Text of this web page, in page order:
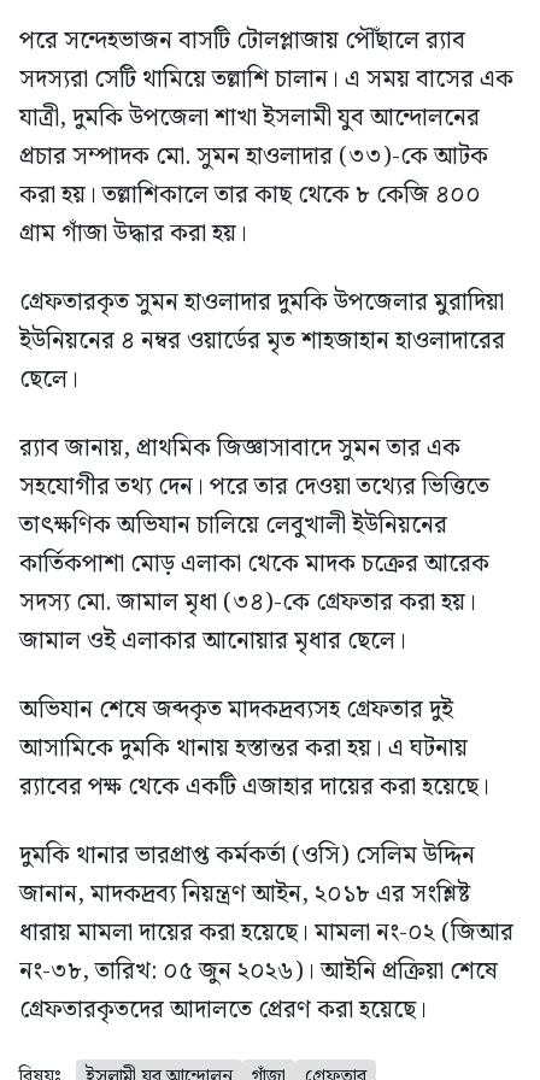
পরে সন্দেহভাজন বাসটি টোলপ্লাজায় পৌঁছালে র‍্যাব
সদস্যরা সেটি থামিয়ে তল্লাশি চালান। এ সময় বাসের এক
যাত্রী, দুমকি উপজেলা শাখা ইসলামী যুব আন্দোলনের
প্রচার সম্পাদক মো. সুমন হাওলাদার (৩৩)-কে আটক
করা হয়। তল্লাশিকালে তার কাছ থেকে ৮ কেজি ৪০০
গ্রাম গাঁজা উদ্ধার করা হয়।
গ্রেফতারকৃত সুমন হাওলাদার দুমকি উপজেলার মুরাদিয়া
ইউনিয়নের ৪ নম্বর ওয়ার্ডের মৃত শাহজাহান হাওলাদারের
ছেলে।
র‍্যাব জানায়, প্রাথমিক জিজ্ঞাসাবাদে সুমন তার এক
সহযোগীর তথ্য দেন। পরে তার দেওয়া তথ্যের ভিত্তিতে
তাৎক্ষণিক অভিযান চালিয়ে লেবুখালী ইউনিয়নের
কার্তিকপাশা মোড় এলাকা থেকে মাদক চক্রের আরেক
সদস্য মো. জামাল মৃধা (৩৪)-কে গ্রেফতার করা হয়।
জামাল ওই এলাকার আনোয়ার মৃধার ছেলে।
অভিযান শেষে জব্দকৃত মাদকদ্রব্যসহ গ্রেফতার দুই
আসামিকে দুমকি থানায় হস্তান্তর করা হয়। এ ঘটনায়
র‍্যাবের পক্ষ থেকে একটি এজাহার দায়ের করা হয়েছে।
দুমকি থানার ভারপ্রাপ্ত কর্মকর্তা (ওসি) সেলিম উদ্দিন
জানান, মাদকদ্রব্য নিয়ন্ত্রণ আইন, ২০১৮ এর সংশ্লিষ্ট
ধারায় মামলা দায়ের করা হয়েছে। মামলা নং-০২ (জিআর
নং-৩৮, তারিখ: ০৫ জুন ২০২৬)। আইনি প্রক্রিয়া শেষে
গ্রেফতারকৃতদের আদালতে প্রেরণ করা হয়েছে।